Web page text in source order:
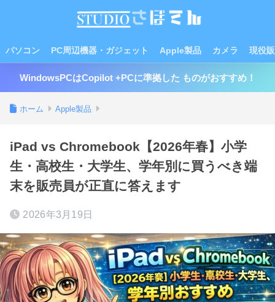
パソコン PC周辺機器・ガジェット Apple製品 カメラ 現役
WindowsPCはCopilot +PCに準拠した ものがおすすめ！
ホーム Apple製品
iPad vs Chromebook【2026年春】小学
生・高校生・大学生、学年別に買うべき端
末を販売員が正直に答えます
2026年3月19日